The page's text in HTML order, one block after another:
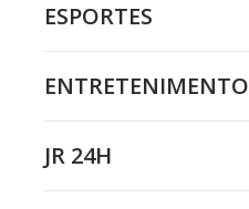
ESPORTES
ENTRETENIMENTO
JR 24H